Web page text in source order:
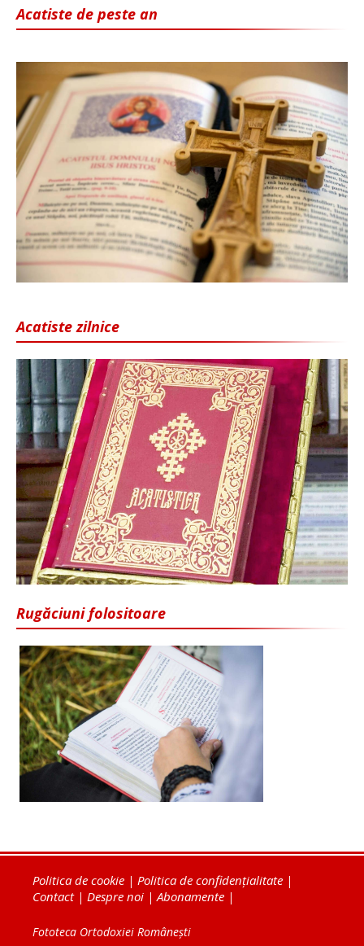
Acatiste de peste an
Acatiste zilnice
Rugăciuni folositoare
Politica de cookie | Politica de confidențialitate |
Contact| Despre noi |Abonamente |
Fototeca Ortodoxiei Românești